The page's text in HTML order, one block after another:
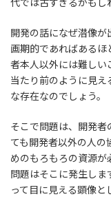
代では古すぎるかもし
開発の話になぜ潜像が
画期的であればある
者本人以外には難しい
当たり前のように見え
な存在なのでしょう。
そこで問題は、開発者
ても開発者以外の人の
めのもろもろの資源が
問題はそこに発生しま
って目に見える顕像